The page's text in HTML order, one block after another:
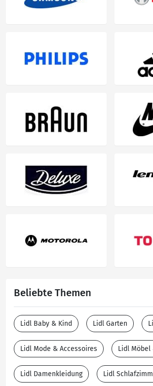
Beliebte Themen
Lidl Baby & Kind Lidl Garten
Lidl Mode & Accessoires Lidl Möbel
Lidl Damenkleidung Lidl